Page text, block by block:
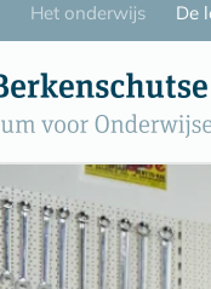
Het onderwijs De